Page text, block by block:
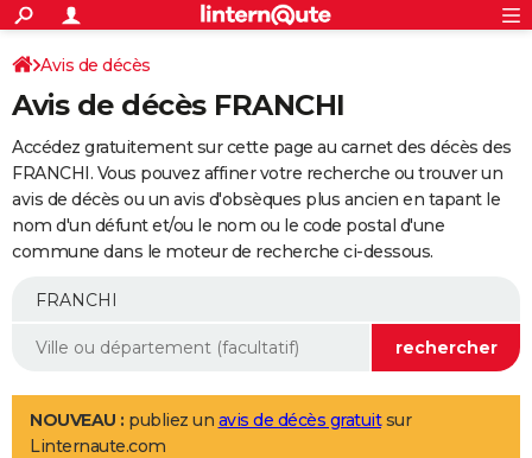
ACTUALITÉS
Politique
Société
Faits Divers
Education
Monde
Villes
+
SPORT
Coupe du monde 2026
Football
Tennis
Cyclisme
Rugby
Forum
Programme TV
TNT
Streaming
Cinéma
Sorties cinéma
Musique
+
FINANCE
Retraite
Epargne
Immobilier
Risques naturels par ville
Banque
Assurance
AUTO
Essais
Réserver un essai
Citadines
Berlines
SUV
Forum auto
+
Mobiles
Meilleur smartphone
Internet
Ordinateurs
Jeux vidéo
Guide high-tech
Aménagement intérieur
LIFESTYLE
Avis de décès
Avis de décès FRANCHI
Accédez gratuitement sur cette page au carnet des décès des
FRANCHI. Vous pouvez affiner votre recherche ou trouver un
avis de décès ou un avis d'obsèques plus ancien en tapant le
nom d'un défunt et/ou le nom ou le code postal d'une
commune dans le moteur de recherche ci-dessous.
NOUVEAU : publiez un avis de décès gratuitsur
Linternaute.com